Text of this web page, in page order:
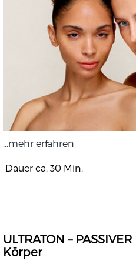
...mehr erfahren
Dauer ca. 30 Min.
ULTRATON –
Körper